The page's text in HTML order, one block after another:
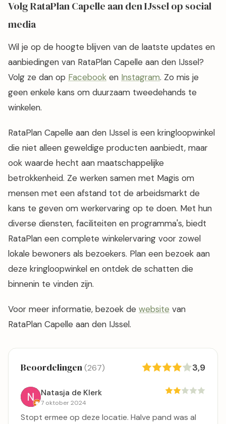
Volg RataPlan Capelle aan den IJssel op social
media
Wil je op de hoogte blijven van de laatste updates en
aanbiedingen van RataPlan Capelle aan den IJssel?
Volg ze dan op Facebook en Instagram. Zo mis je
geen enkele kans om duurzaam tweedehands te
winkelen.
RataPlan Capelle aan den IJssel is een kringloopwinkel
die niet alleen geweldige producten aanbiedt, maar
ook waarde hecht aan maatschappelijke
betrokkenheid. Ze werken samen met Magis om
mensen met een afstand tot de arbeidsmarkt de
kans te geven om werkervaring op te doen. Met hun
diverse diensten, faciliteiten en programma's, biedt
RataPlan een complete winkelervaring voor zowel
lokale bewoners als bezoekers. Plan een bezoek aan
deze kringloopwinkel en ontdek de schatten die
binnenin te vinden zijn.
Voor meer informatie, bezoek de website van
RataPlan Capelle aan den IJssel.
Beoordelingen(267) 3,9
Natasja de Klerk
7 oktober 2024
Stopt ermee op deze locatie. Halve pand was al